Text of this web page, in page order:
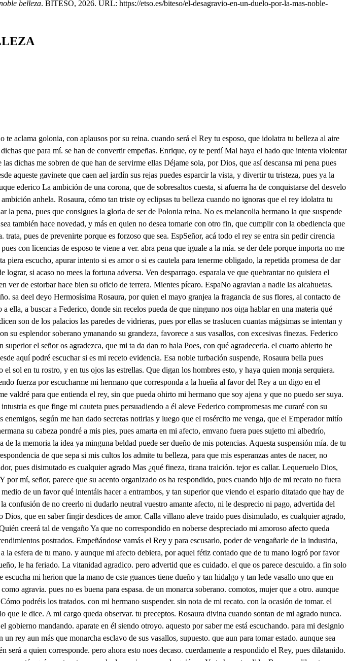
belleza. BITESO, 2026. URL: https://etso.es/biteso/el-desagravio-en-un-duelo-por-la-mas-noble-
es cierta la composición que tiene con los aliados echa y enver de darle ta mano a su hermana su cabeza pondré a mis pies, pues amarta en mi afecto, emvano fuera pues sujetto mi albedrío, aaquella deidad aquellas que en las fantasmas del sueño la ilusión me representa, y en vano puede borrarla de la memoria la idea ya minguna beldad puede ser dueño de mis potencias. Aquesta suspensión mía. de tu diversión honesta nace, Rosaura, y así rompa tu silencio el Nema qué bella tu labio logre mi amor, la correspondencia de que sepa si mis cultos los admite tu belleza, para que mis esperanzas antes de nacer, no mueran. Atejor es callar, dequezuelo Dios, que en vaver fingir desdices de amor. Calla, villano, aleve, traidor, pues disimutado es cualquier agrado Mas ¿qué fineza, tirana traición. tejor es callar. Lequeruelo Dios, Duesde aquesto? Una criada deloo. dl aire ese acento dio. Parece que se careo. con mi intento cautetada. Y por mí, señor, parece que su acento organizado os ha respondido, pues cuando hijo de mi recato no fuera en mí este silencio, no devierais extrañarlo, mar cuando no ha un instante que Federico mi hermano parte medio de un favor qué intentáis hacer a entrambos, y tan superior que viendo el espario ditatado que hay de la esfera de un rey ata esfiera de un vasallo, no hallando merecimientos en mí dignos a tan alto honor. En la confusión de no creerlo ni dudarlo neutral vuestro amante afecto, ni le desprecio ni pago, advertida del sonoro sutil comepto que acaso ajarticular la vor vuelve otra vez al viento vago. mejor escallar cequezuelo Dios, que en saber fingir desdices de amor. Calla villano aleve traido pues disimulado, es cualquier agrado, mas ¿qué fineza, tirana traición, tejor es callar, ceguercielo Dios, discreta le ha respondido, alpaño dede ¿Quién creerá tal de vengaño Ya que no correspondido en noberse despreciado mi amoroso afecto queda desvanecido, pues gratos favores de una deidad, los consiqueel olocausto, la fineza el culto el ruego con rendimientos postrados. Empeñándose vamás el Rey y para escusarlo, poder de vengañarle de la industria, ahora me valgo. que antes discurrí. este guan ha medido un breve Españo, la distancia que hay del suelo, a la esfera de tu mano. y aunque mi afecto debiera, por aquel fétiz contado que de tu mano logró por favor ahora estimarlo, el guante te restituyo, Pues aquél queda el acaso no es favor, cuando el descuido de su dueño, le ha feriado. La vitanidad agradico. pero advertid que es cuidado. el que os parece descuido. a fin solo de avisaros. para lotrechar la distancia. por pedír más corca hablancos. sin riesgo de mi decoro. porque me escucha mi herion que la mano de cste guances tiene dueño y tan hidalgo y tan lede vasallo uno que en sangre valor y garbo, ninguno le hace ventaja. señor, y este desengaño. no me le debéis culpar. ni sentirle como agravia. pues no es buena para espasa. de un monarca soberano. comotos, mujer que a otro. aunque sea honesto y casto le hizo el más leve favor, y puesto que os desengaño. ved vos con vuestra prudencia. Cómo podréis los tratados. con mi hermano suspender. sin nota de mi recato. con la ocasión de tomar. el guante se acercó tanto. al Rey que no vigo que le habla Ya es evidente mi daño. pues escuda que se oiga lo que le dice. A mi cargo queda observar. tu preceptos. Rosaura divina cuando sontan de mi agrado nunca. apartane de mi lado. a tu hermano Federico. y él siempre de aqueste bajo. reino ilustre de Polonia. tendrá el gobierno mandando. aparate en él siendo otroyo. aquesto por saber me está escuchando. para mi designio importa. por conservarle, y en cuanto. si dilataré la dicha. de lograr tu blanca mano. no está en mí, pues en un rey aun más que monarcha esclavo de sus vasallos, supuesto. que aun para tomar estado. aunque sea elección suyga. la han de aprobar sus vasallos. a no ser mi amor fingido. bueno hubiera yo quedado. Quién será a quien corresponde. pero ahora esto noes decaso. cuerdamente a respondido el Rey, pues dilatanido. los tratados de las bodas. dará providencida sabió. cómo quedará el bien pueste y mi honor, asegurado. que no está aquí vuestras tera. con la decencia reparo. de quién es Ya te he entendido. Rosaura, dile a tu hermano. Federico que al instante me vaya a ver a palacio. y el cielo te guarde. el sea quien siglos muy dilatados. vuestraveda la prospere para honor de sus basaltos. Para emplearla en ser tuyo. la estimaré más ufano. El rey se ausentó a que sepa quise su inconstancia salgo. salgo a darla; mas ¿qué veo? Enrique aquí se ha quedado que, sin duda con el rey vino y será reparo. salir tan presto. Aquí vos. Enrique, si es que ha escuchado lo que hable al rey. cendo como a uno de sus vasallos no escasce la fortuna de darme a besar su mano. porque logre mi atención. decir de cólera rabio. consigue vanaglorioso. ser quien primero ha llegado. aunque no digno a rendiros este rendimiento hidalgo.